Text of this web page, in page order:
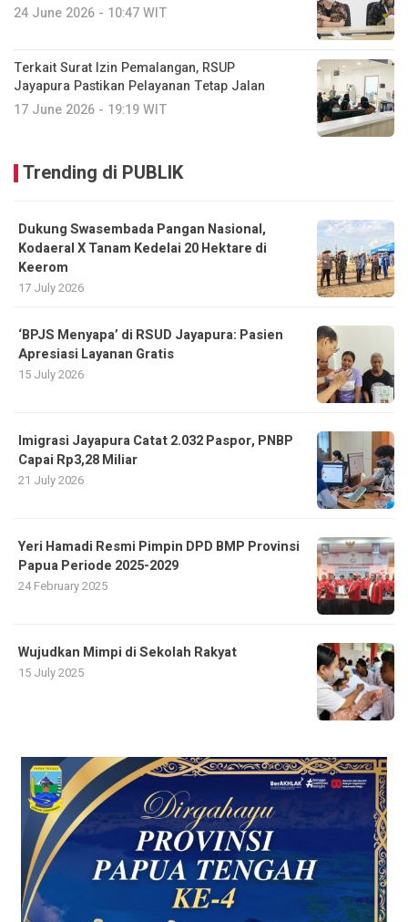
24 June 2026 - 10:47 WIT
Terkait Surat Izin Pemalangan, RSUP
Jayapura Pastikan Pelayanan Tetap Jalan
17 June 2026 - 19:19 WIT
Trending di PUBLIK
Dukung Swasembada Pangan Nasional,
Kodaeral X Tanam Kedelai 20 Hektare di
Keerom
17 July 2026
‘BPJS Menyapa’ di RSUD Jayapura: Pasien
Apresiasi Layanan Gratis
15 July 2026
Imigrasi Jayapura Catat 2.032 Paspor, PNBP
Capai Rp3,28 Miliar
21 July 2026
Yeri Hamadi Resmi Pimpin DPD BMP Provinsi
Papua Periode 2025-2029
24 February 2025
Wujudkan Mimpi di Sekolah Rakyat
15 July 2025